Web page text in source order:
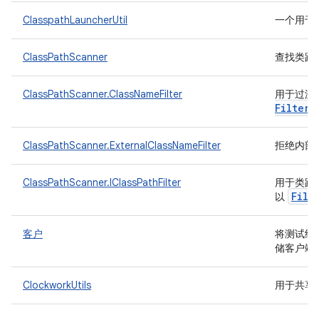
ClasspathLauncherUtil 一个用于
ClassPathScanner 查找类路
ClassPathScanner.ClassNameFilter 用于过
Filter
ClassPathScanner.ExternalClassNameFilter 拒绝内部
ClassPathScanner.IClassPathFilter
用于类路
以
客户
将测试结
储客户
ClockworkUtils 用于共享